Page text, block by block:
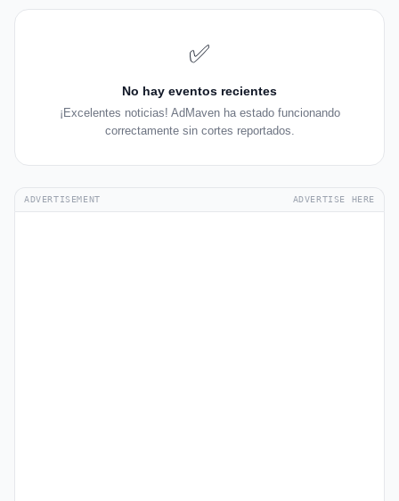
✅
No hay eventos recientes
¡Excelentes noticias! AdMaven ha estado funcionando
correctamente sin cortes reportados.
ADVERTISEMENT ADVERTISE HERE